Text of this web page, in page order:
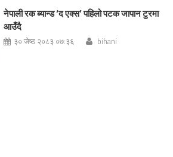
नेपाली रक ब्यान्ड ‘द एक्स’ पहिलो पटक जापान टुरमा
आउँदै
३० जेष्ठ २०८३ ०७:३६ bihani